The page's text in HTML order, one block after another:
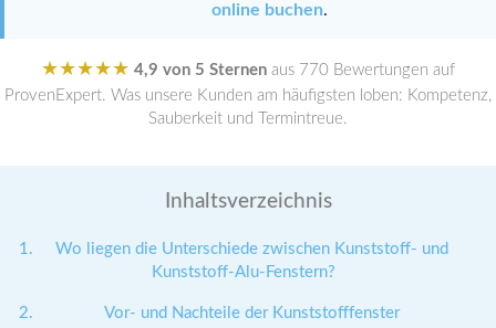
online buchen.
★★★★★ 4,9 von 5 Sternen aus 770 Bewertungen auf
ProvenExpert. Was unsere Kunden am häufigsten loben: Kompetenz,
Sauberkeit und Termintreue.
Inhaltsverzeichnis
Wo liegen die Unterschiede zwischen Kunststoff- und
Kunststoff-Alu-Fenstern?
Vor- und Nachteile der Kunststofffenster